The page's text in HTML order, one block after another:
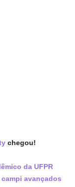
chegou!
da UFPR
avançados